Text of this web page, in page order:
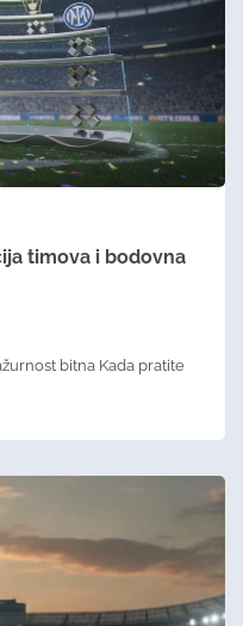
timova i bodovna
bitna Kada pratite